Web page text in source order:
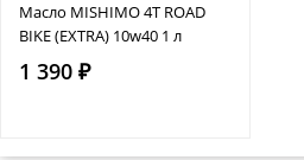
Масло MISHIMO 4T ROAD
BIKE (EXTRA) 10w40 1 л
1 390 ₽